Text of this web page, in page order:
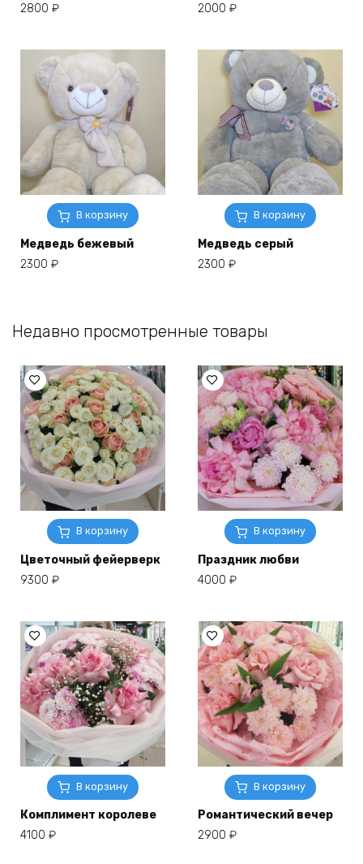
2800 ₽
2000 ₽
В корзину
Медведь бежевый
2300 ₽
В корзину
Медведь серый
2300 ₽
Недавно просмотренные товары
В корзину
Цветочный фейерверк
9300 ₽
В корзину
Праздник любви
4000 ₽
В корзину
Комплимент королеве
4100 ₽
В корзину
Романтический вечер
2900 ₽